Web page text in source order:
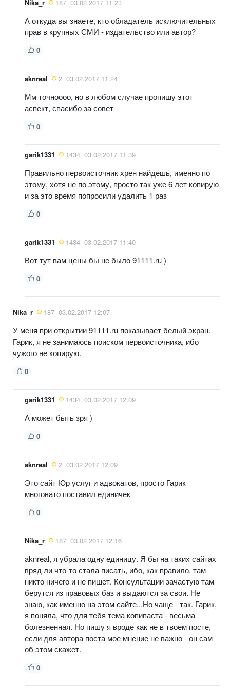
Nika_r 187 03.02.2017 11:23
А откуда вы знаете, кто обладатель исключительных
прав в крупных СМИ - издательство или автор?
0
aknreal 2 03.02.2017 11:24
Мм точноооо, но в любом случае пропишу этот
аспект, спасибо за совет
0
garik1331 1434 03.02.2017 11:39
Правильно первоисточник хрен найдешь, именно по
этому, хотя не по этому, просто так уже 6 лет копирую
и за это время попросили удалить 1 раз
0
garik1331 1434 03.02.2017 11:40
Вот тут вам цены бы не было 91111.ru )
0
Nika_r 187 03.02.2017 12:07
У меня при открытии 91111.ru показывает белый экран.
Гарик, я не занимаюсь поиском первоисточника, ибо
чужого не копирую.
0
garik1331 1434 03.02.2017 12:09
А может быть зря )
0
aknreal 2 03.02.2017 12:09
Это сайт Юр услуг и адвокатов, просто Гарик
многовато поставил единичек
0
Nika_r 187 03.02.2017 12:16
aknreal, я убрала одну единицу. Я бы на таких сайтах
вряд ли что-то стала писать, ибо, как правило, там
никто ничего и не пишет. Консультации зачастую там
берутся из правовых баз и выдаются за свои. Не
знаю, как именно на этом сайте...Но чаще - так. Гарик,
я поняла, что для тебя тема копипаста - весьма
болезненная. Но пишу я вроде как не в твоем посте,
если для автора поста мое мнение не важно - он сам
об этом скажет.
0